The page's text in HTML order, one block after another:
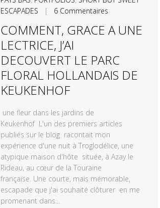
ESCAPADES | 6 Commentaires
COMMENT, GRACE A UNE
LECTRICE, J’AI
DECOUVERT LE PARC
FLORAL HOLLANDAIS DE
KEUKENHOF
une fleur dans les jardins de
Keukenhof L'un des premiers articles
publiés sur le blog racontait mon
expérience d'une nuit à Troglodélice, une
atypique maison d'hôte située, à Azay le
Rideau, au cœur de la Touraine
française. Une courte, mais mémorable,
escapade que j'ai souhaité clôturer en me
promenant dans...